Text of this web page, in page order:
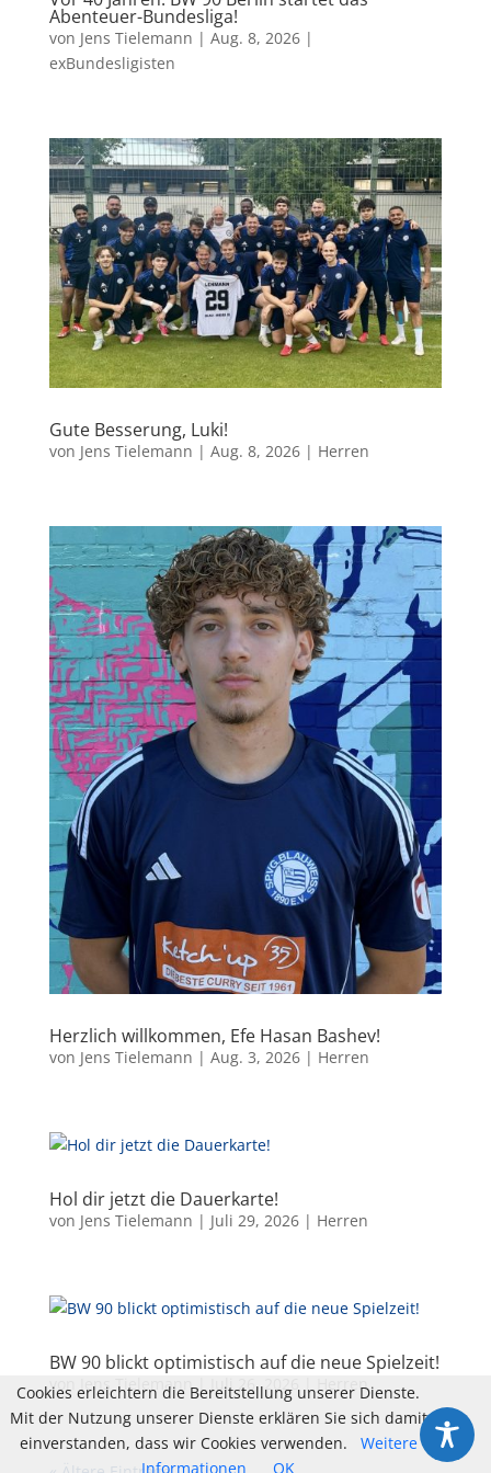
Abenteuer-Bundesliga!
von Jens Tielemann | Aug. 8, 2026|
exBundesligisten
Gute Besserung, Luki!
von Jens Tielemann | Aug. 8, 2026| Herren
Herzlich willkommen, Efe Hasan Bashev!
von Jens Tielemann | Aug. 3, 2026| Herren
Hol dir jetzt die Dauerkarte!
von Jens Tielemann | Juli 29, 2026| Herren
BW 90 blickt optimistisch auf die neue Spielzeit!
von Jens Tielemann| Juli 26, 2026 Herren
Cookies erleichtern die Bereitstellung unserer Dienste.
Mit der Nutzung unserer Dienste erklären Sie sich damit
einverstanden, dass wir Cookies verwenden.
Weitere
Informationen
OK